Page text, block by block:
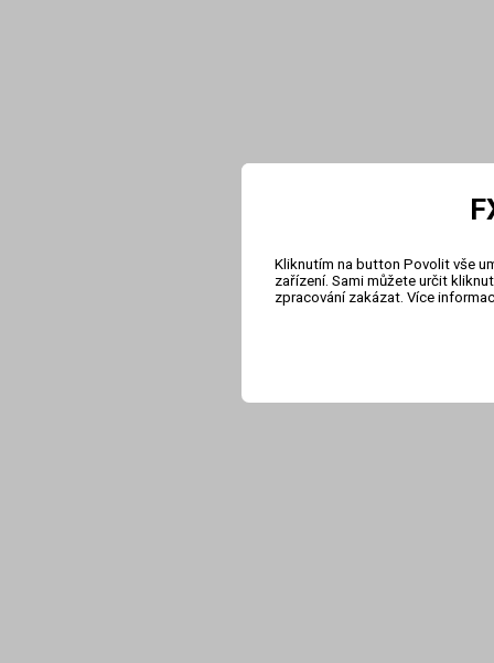
Kliknutím na button Povolit vše
zařízení. Sami můžete určit
zpracování zakázat. Více